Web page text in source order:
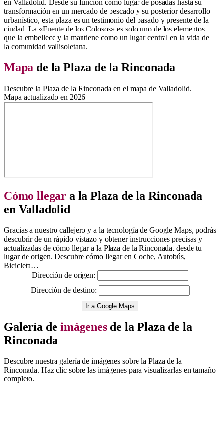
en Valladolid. Desde su función como lugar de posadas hasta su
transformación en un mercado de pescado y su posterior desarrollo
urbanístico, esta plaza es un testimonio del pasado y presente de la
ciudad. La «Fuente de los Colosos» es solo uno de los elementos
que la embellece y la mantiene como un lugar central en la vida de
la comunidad vallisoletana.
Mapa de la Plaza de la Rinconada
Descubre la Plaza de la Rinconada en el mapa de Valladolid.
Mapa actualizado en 2026
Cómo llegar a la Plaza de la Rinconada
en Valladolid
Gracias a nuestro callejero y a la tecnología de Google Maps, podrás
descubrir de un rápido vistazo y obtener instrucciones precisas y
actualizadas de cómo llegar a la Plaza de la Rinconada, desde tu
lugar de origen. Descubre cómo llegar en Coche, Autobús,
Bicicleta…
Dirección de origen:
Dirección de destino:
Ir a Google Maps
Galería de imágenes de la Plaza de la
Rinconada
Descubre nuestra galería de imágenes sobre la Plaza de la
Rinconada. Haz clic sobre las imágenes para visualizarlas en tamaño
completo.